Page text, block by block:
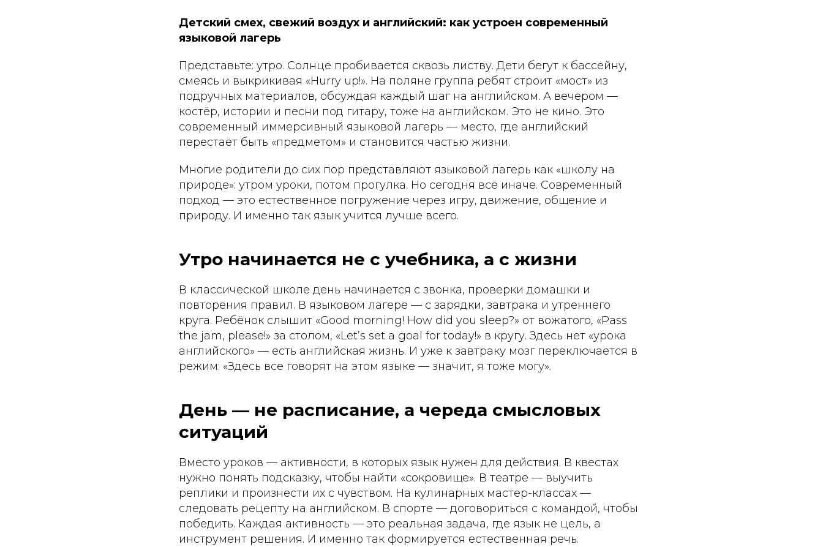
Детский смех, свежий воздух и английский: как устроен современный
языковой лагерь
Представьте: утро. Солнце пробивается сквозь листву. Дети бегут к бассейну,
смеясь и выкрикивая «Hurry up!». На поляне группа ребят строит «мост» из
подручных материалов, обсуждая каждый шаг на английском. А вечером —
костёр, истории и песни под гитару, тоже на английском. Это не кино. Это
современный иммерсивный языковой лагерь — место, где английский
перестаёт быть «предметом» и становится частью жизни.
Многие родители до сих пор представляют языковой лагерь как «школу на
природе»: утром уроки, потом прогулка. Но сегодня всё иначе. Современный
подход — это естественное погружение через игру, движение, общение и
природу. И именно так язык учится лучше всего.
Утро начинается не с учебника, а с жизни
В классической школе день начинается с звонка, проверки домашки и
повторения правил. В языковом лагере — с зарядки, завтрака и утреннего
круга. Ребёнок слышит «Good morning! How did you sleep?» от вожатого, «Pass
the jam, please!» за столом, «Let’s set a goal for today!» в кругу. Здесь нет «урока
английского» — есть английская жизнь. И уже к завтраку мозг переключается в
режим: «Здесь все говорят на этом языке — значит, я тоже могу».
День — не расписание, а череда смысловых
ситуаций
Вместо уроков — активности, в которых язык нужен для действия. В квестах
нужно понять подсказку, чтобы найти «сокровище». В театре — выучить
реплики и произнести их с чувством. На кулинарных мастер-классах —
следовать рецепту на английском. В спорте — договориться с командой, чтобы
победить. Каждая активность — это реальная задача, где язык не цель, а
инструмент решения. И именно так формируется естественная речь.